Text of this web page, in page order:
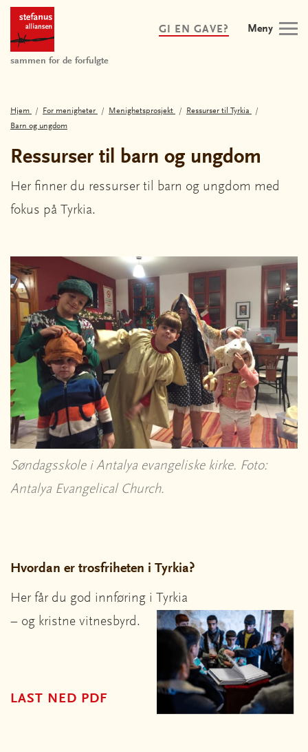
Meny
sammen for de forfulgte
GI EN GAVE?
Hjem For menigheter Menighetsprosjekt
Ressurser til Tyrkia
Barn og ungdom
Ressurser til barn og ungdom
Her finner du ressurser til barn og ungdom med
fokus på Tyrkia.
Søndagsskole i Antalya evangeliske kirke. Foto:
Antalya Evangelical Church.
Hvordan er trosfriheten i Tyrkia?
Her får du god innføring i Tyrkia
– og kristne vitnesbyrd.
LAST NED PDF